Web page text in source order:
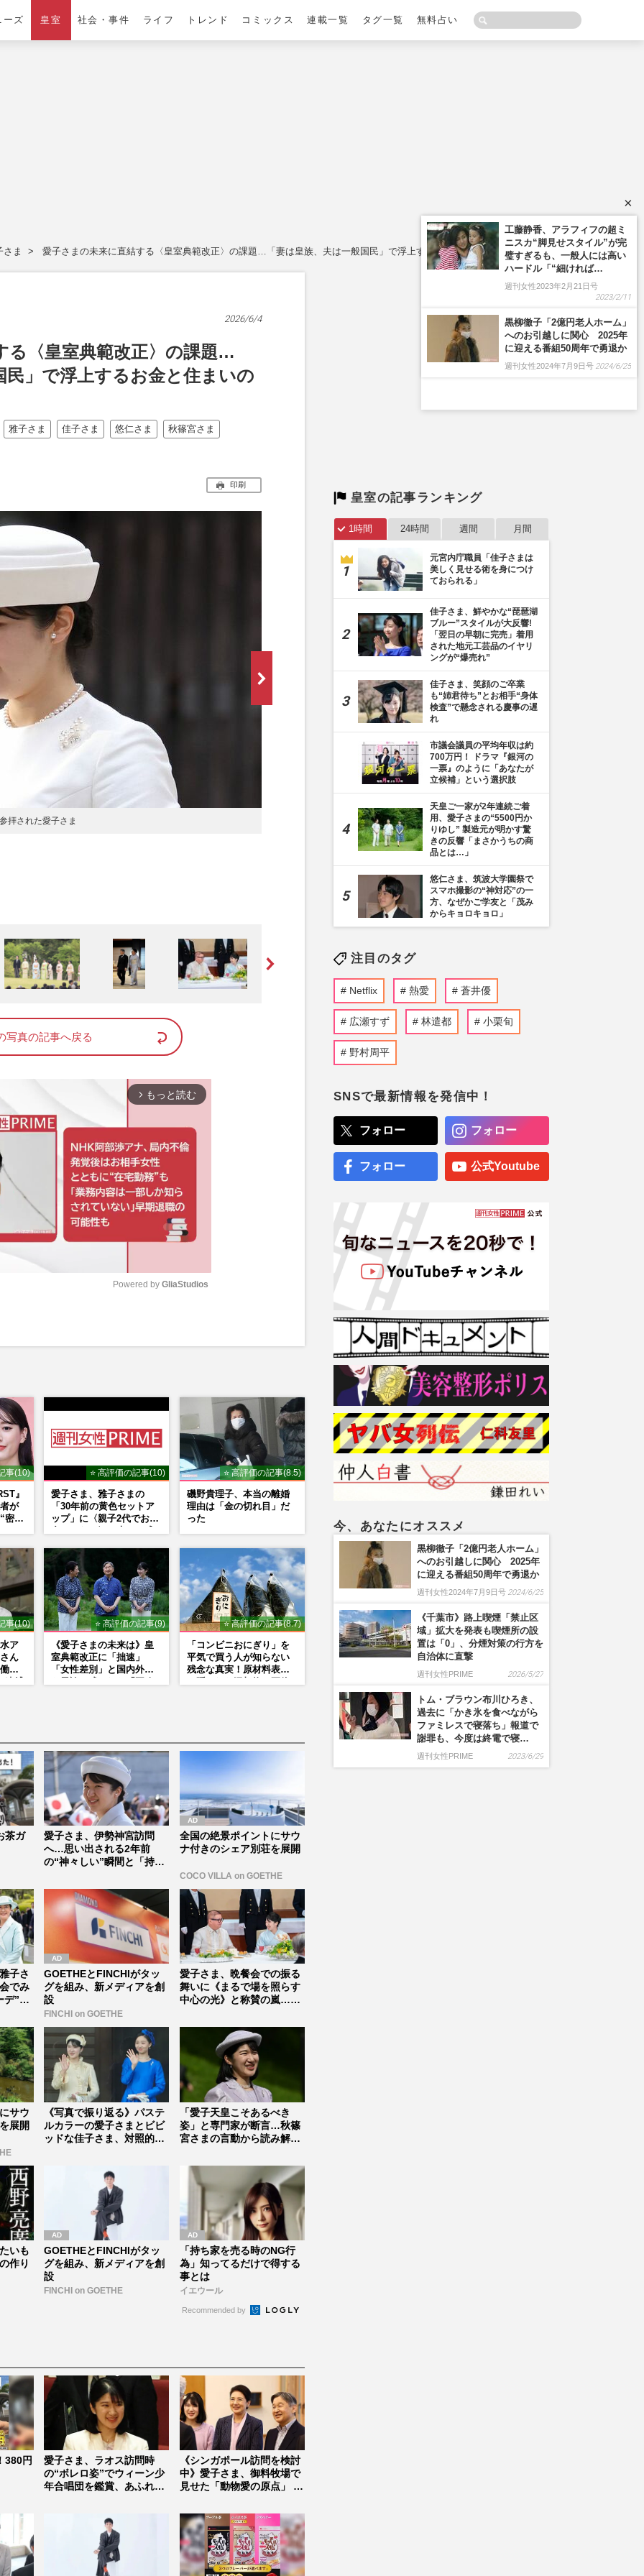
ーズ 皇室 社会・事件 ライフ トレンド コミックス 連載一覧 タグ一覧 無料占い
さま 愛子さまの未来に直結する〈皇室典範改正〉の課題…「妻は皇族、夫は一般国民」で浮上するお金と住まいの疑問
2026/6/4
る〈皇室典範改正〉の課題…
民」で浮上するお金と住まいの
雅子さま 佳子さま 悠仁さま 秋篠宮さま
印刷
拝された愛子さま [写真 2/31枚目] 2026年3月24日、初めて浜松市を訪れた佳子さま
写真の記事へ戻る
arrow_forward_ios もっと読む
u
Powered by GliaStudios
事(10)
』
が
密会
⭐ 高評価の記事(10)
愛子さま、雅子さまの
「30年前の黄色セットア
ップ」に〈親子2代でお似
森英恵さんとの絆
⭐ 高評価の記事(8.5)
磯野貴理子、本当の離婚
理由は「金の切れ目」だ
った
事(10)
ア
ん
い
⭐ 高評価の記事(9)
《愛子さまの未来は》皇
室典範改正に「拙速」
「女性差別」と国内外か
⭐ 高評価の記事(8.7)
「コンビニおにぎり」を
平気で買う人が知らない
残念な真実！原材料表示
茶ガ
愛子さま、伊勢神宮訪問
へ…思い出される2年前
の“神々しい”瞬間と「持っ
全国の絶景ポイントにサウ
ナ付きのシェア別荘を展開
COCO VILLA on GOETHE
子さ
でみ
デ”の
GOETHEとFINCHIがタッ
グを組み、新メディアを創
設
FINCHI on GOETHE
愛子さま、晩餐会での振る
舞いに《まるで場を照らす
中心の光》と称賛の嵐…初
サウ
展開
《写真で振り返る》パステ
ルカラーの愛子さまとビビ
ッドな佳子さま、対照的な
「愛子天皇こそあるべき
姿」と専門家が断言…秋篠
宮さまの言動から読み解
いも
作り
GOETHEとFINCHIがタッ
グを組み、新メディアを創
設
FINCHI on GOETHE
「持ち家を売る時のNG行
為」知ってるだけで得する
事とは
イエウール
Recommended by
380円
愛子さま、ラオス訪問時
の“ボレロ姿”でウィーン少
年合唱団を鑑賞、あふれ
《シンガポール訪問を検討
中》愛子さま、御料牧場で
見せた「動物愛の原点」 生
皇室の記事ランキング
1時間 24時間 週間 月間
元宮内庁職員「佳子さまは
美しく見せる術を身につけ
ておられる」
佳子さま、鮮やかな“琵琶湖
ブルー”スタイルが大反響!
「翌日の早朝に完売」着用
された地元工芸品のイヤリ
ングが“爆売れ”
佳子さま、笑顔のご卒業
も“姉君待ち”とお相手“身体
検査”で懸念される慶事の遅
れ
市議会議員の平均年収は約
700万円！ ドラマ『銀河の
一票』のように「あなたが
立候補」という選択肢
天皇ご一家が2年連続ご着
用、愛子さまの“5500円か
りゆし” 製造元が明かす驚
きの反響「まさかうちの商
品とは…」
悠仁さま、筑波大学園祭で
スマホ撮影の“神対応”の一
方、なぜかご学友と「茂み
からキョロキョロ」
注目のタグ
Netflix 熱愛 蒼井優
広瀬すず 林遣都 小栗旬
野村周平
SNSで最新情報を発信中！
フォロー フォロー
フォロー 公式Youtube
今、あなたにオススメ
黒柳徹子「2億円老人ホーム」
へのお引越しに関心 2025年
に迎える番組50周年で勇退か
週刊女性2024年7月9日号 2024/6/25
《千葉市》路上喫煙「禁止区
域」拡大を発表も喫煙所の設
置は「0」、分煙対策の行方を
自治体に直撃
週刊女性PRIME 2026/5/27
トム・ブラウン布川ひろき、
過去に「かき氷を食べながら
ファミレスで寝落ち」報道で
謝罪も、今度は終電で寝…
週刊女性PRIME 2023/6/29
×